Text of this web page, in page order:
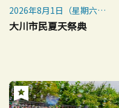
2026年8月1日（星期六）
※雨天取消
大川市民夏天祭典